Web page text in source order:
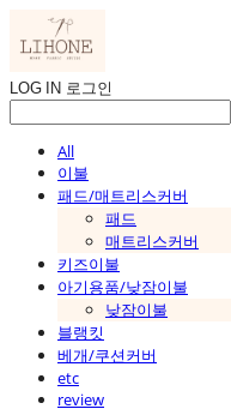
LOG IN 로그인
All
이불
패드/매트리스커버
패드
매트리스커버
키즈이불
아기용품/낮잠이불
낮잠이불
블랭킷
베개/쿠션커버
etc
review